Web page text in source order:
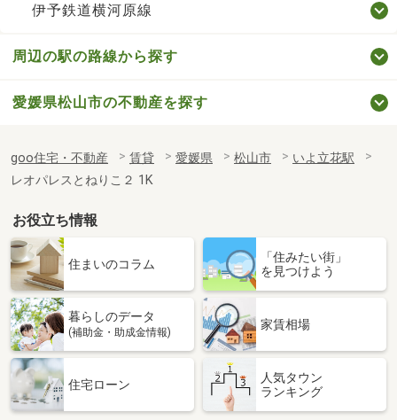
伊予鉄道横河原線
周辺の駅の路線から探す
愛媛県松山市の不動産を探す
goo住宅・不動産 賃貸 愛媛県 松山市
いよ立花駅
レオパレスとねりこ２ 1K
お役立ち情報
住まいのコラム
「住みたい街」
を見つけよう
暮らしのデータ
(補助金・助成金情報)
家賃相場
住宅ローン
人気タウン
ランキング